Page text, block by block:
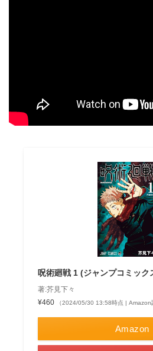
呪術廻戦 1 (ジャンプコミック
著:芥見下々
¥460
（2024/05/30 13:58時点 | Amazon
Amazon